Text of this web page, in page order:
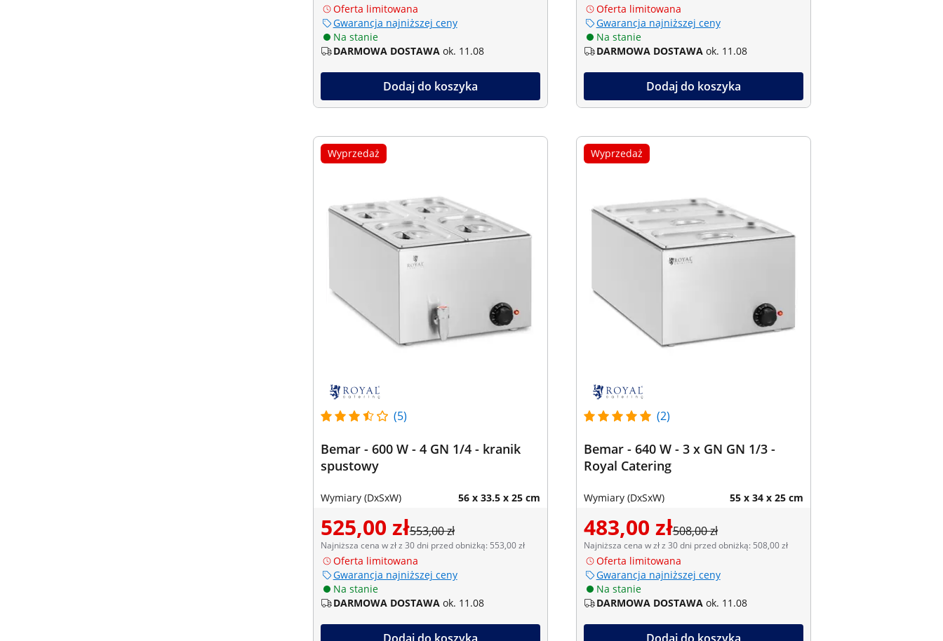
Oferta limitowana
Gwarancja najniższej ceny
Na stanie
DARMOWA DOSTAWA ok. 11.08
Dodaj do koszyka
Oferta limitowana
Gwarancja najniższej ceny
Na stanie
DARMOWA DOSTAWA ok. 11.08
Dodaj do koszyka
Wyprzedaż
(5)
Bemar - 600 W - 4 GN 1/4 - kranik
spustowy
Wymiary (DxSxW) 56 x 33.5 x 25 cm
525,00 zł553,00 zł
Najniższa cena w zł z 30 dni przed obniżką: 553,00 zł
Oferta limitowana
Gwarancja najniższej ceny
Na stanie
DARMOWA DOSTAWA ok. 11.08
Wyprzedaż
(2)
Bemar - 640 W - 3 x GN GN 1/3 -
Royal Catering
Wymiary (DxSxW) 55 x 34 x 25 cm
483,00 zł508,00 zł
Najniższa cena w zł z 30 dni przed obniżką: 508,00 zł
Oferta limitowana
Gwarancja najniższej ceny
Na stanie
DARMOWA DOSTAWA ok. 11.08